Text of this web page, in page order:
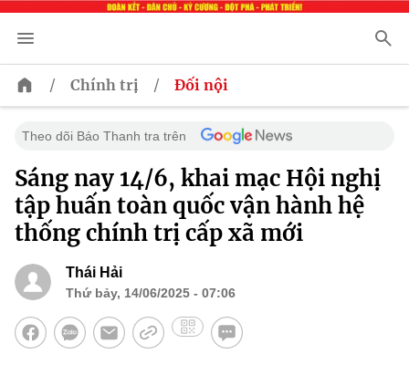
/ Chính trị / Đối nội
Theo dõi Báo Thanh tra trên
Sáng nay 14/6, khai mạc Hội nghị
tập huấn toàn quốc vận hành hệ
thống chính trị cấp xã mới
Thái Hải
Thứ bảy, 14/06/2025 - 07:06